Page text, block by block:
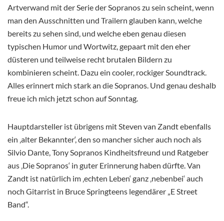
Artverwand mit der Serie der Sopranos zu sein scheint, wenn
man den Ausschnitten und Trailern glauben kann, welche
bereits zu sehen sind, und welche eben genau diesen
typischen Humor und Wortwitz, gepaart mit den eher
düsteren und teilweise recht brutalen Bildern zu
kombinieren scheint. Dazu ein cooler, rockiger Soundtrack.
Alles erinnert mich stark an die Sopranos. Und genau deshalb
freue ich mich jetzt schon auf Sonntag.
Hauptdarsteller ist übrigens mit Steven van Zandt ebenfalls
ein ‚alter Bekannter‘, den so mancher sicher auch noch als
Silvio Dante, Tony Sopranos Kindheitsfreund und Ratgeber
aus ‚Die Sopranos‘ in guter Erinnerung haben dürfte. Van
Zandt ist natürlich im ‚echten Leben‘ ganz ‚nebenbei‘ auch
noch Gitarrist in Bruce Springteens legendärer „E Street
Band“.